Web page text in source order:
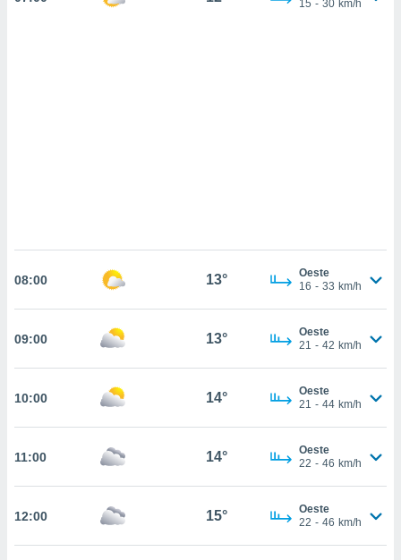
cookies
aceptar
En
15 - 30 km/h
08:00 13°
Oeste
16 - 33 km/h
09:00 13°
Oeste
21 - 42 km/h
10:00 14°
Oeste
21 - 44 km/h
11:00 14°
Oeste
22 - 46 km/h
12:00 15°
Oeste
22 - 46 km/h